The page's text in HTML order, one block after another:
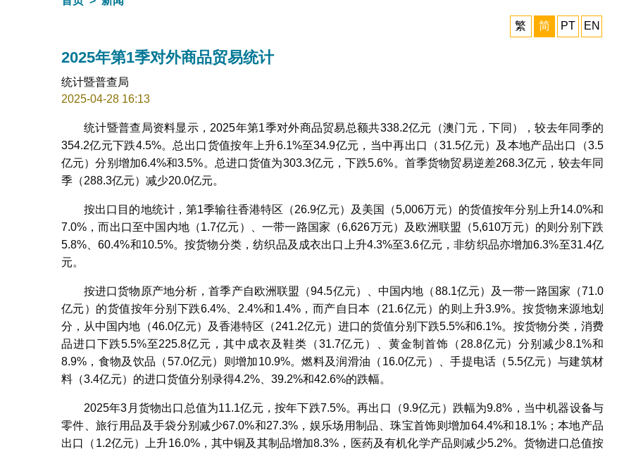
繁 简 PT EN
2025年第1季对外商品贸易统计
统计暨普查局
2025-04-28 16:13
统计暨普查局资料显示，2025年第1季对外商品贸易总额共338.2亿元（澳门元，下同），较去年同季的
354.2亿元下跌4.5%。总出口货值按年上升6.1%至34.9亿元，当中再出口（31.5亿元）及本地产品出口（3.5
亿元）分别增加6.4%和3.5%。总进口货值为303.3亿元，下跌5.6%。首季货物贸易逆差268.3亿元，较去年同
季（288.3亿元）减少20.0亿元。
按出口目的地统计，第1季输往香港特区（26.9亿元）及美国（5,006万元）的货值按年分别上升14.0%和
7.0%，而出口至中国内地（1.7亿元）、一带一路国家（6,626万元）及欧洲联盟（5,610万元）的则分别下跌
5.8%、60.4%和10.5%。按货物分类，纺织品及成衣出口上升4.3%至3.6亿元，非纺织品亦增加6.3%至31.4亿
元。
按进口货物原产地分析，首季产自欧洲联盟（94.5亿元）、中国内地（88.1亿元）及一带一路国家（71.0
亿元）的货值按年分别下跌6.4%、2.4%和1.4%，而产自日本（21.6亿元）的则上升3.9%。按货物来源地划
分，从中国内地（46.0亿元）及香港特区（241.2亿元）进口的货值分别下跌5.5%和6.1%。按货物分类，消费
品进口下跌5.5%至225.8亿元，其中成衣及鞋类（31.7亿元）、黄金制首饰（28.8亿元）分别减少8.1%和
8.9%，食物及饮品（57.0亿元）则增加10.9%。燃料及润滑油（16.0亿元）、手提电话（5.5亿元）与建筑材
料（3.4亿元）的进口货值分别录得4.2%、39.2%和42.6%的跌幅。
2025年3月货物出口总值为11.1亿元，按年下跌7.5%。再出口（9.9亿元）跌幅为9.8%，当中机器设备与
零件、旅行用品及手袋分别减少67.0%和27.3%，娱乐场用制品、珠宝首饰则增加64.4%和18.1%；本地产品
出口（1.2亿元）上升16.0%，其中铜及其制品增加8.3%，医药及有机化学产品则减少5.2%。货物进口总值按